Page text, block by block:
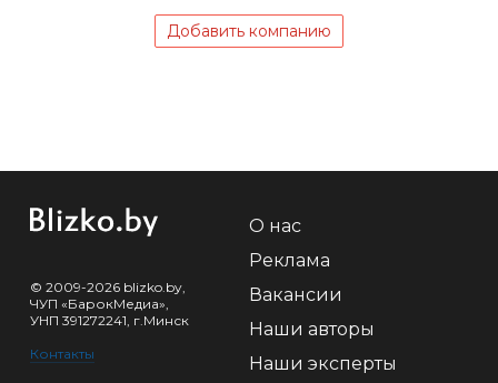
Добавить компанию
© 2009-2026 blizko.by,
ЧУП «БарокМедиа»,
УНП 391272241, г.Минск
Контакты
О нас
Реклама
Вакансии
Наши авторы
Наши эксперты